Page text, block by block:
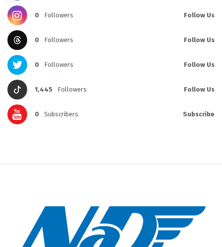
0 Followers Follow Us
0 Followers Follow Us
0 Followers Follow Us
1,445 Followers Follow Us
0 Subscribers Subscribe